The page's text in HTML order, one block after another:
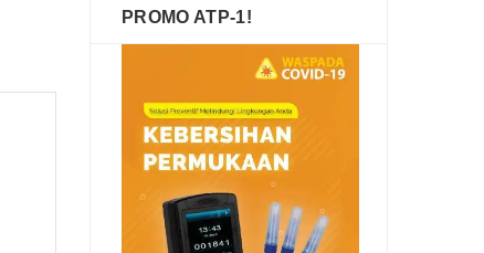
PROMO ATP-1!